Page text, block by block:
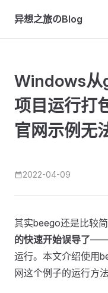
Skip to content
异想之旅のBlog
Windows从
项目运行打
官网示例无
2022-04-09
其实beego还是比较
的快速开始误导了——
运行。本文介绍使用
网这个例子的运行方法